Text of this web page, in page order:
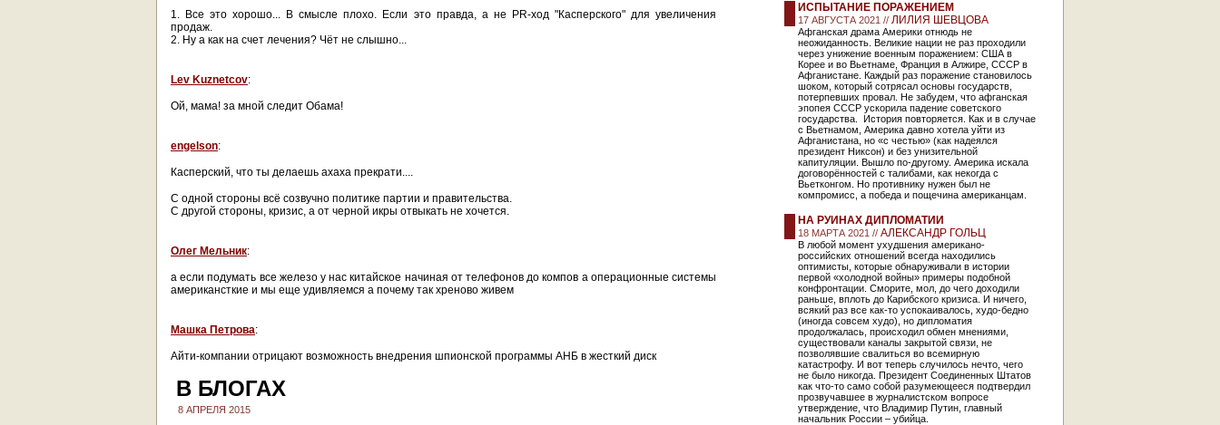
1. Все это хорошо... В смысле плохо. Если это правда, а не PR-ход "Касперского" для увеличения
продаж.
2. Ну а как на счет лечения? Чёт не слышно...
Lev Kuznetcov:
Ой, мама! за мной следит Обама!
engelson:
Касперский, что ты делаешь ахаха прекрати....
С одной стороны всё созвучно политике партии и правительства.
С другой стороны, кризис, а от черной икры отвыкать не хочется.
Олег Мельник:
а если подумать все железо у нас китайское начиная от телефонов до компов а операционные системы
американсткие и мы еще удивляемся а почему так хреново живем
Машка Петрова:
Айти-компании отрицают возможность внедрения шпионской программы АНБ в жесткий диск
В БЛОГАХ
8 АПРЕЛЯ 2015
ИСПЫТАНИЕ ПОРАЖЕНИЕМ
17 АВГУСТА 2021 // ЛИЛИЯ ШЕВЦОВА
Афганская драма Америки отнюдь не
неожиданность. Великие нации не раз проходили
через унижение военным поражением: США в
Корее и во Вьетнаме, Франция в Алжире, СССР в
Афганистане. Каждый раз поражение становилось
шоком, который сотрясал основы государств,
потерпевших провал. Не забудем, что афганская
эпопея СССР ускорила падение советского
государства. История повторяется. Как и в случае
с Вьетнамом, Америка давно хотела уйти из
Афганистана, но «с честью» (как надеялся
президент Никсон) и без унизительной
капитуляции. Вышло по-другому. Америка искала
договорённостей с талибами, как некогда с
Вьетконгом. Но противнику нужен был не
компромисс, а победа и пощечина американцам.
НА РУИНАХ ДИПЛОМАТИИ
18 МАРТА 2021 // АЛЕКСАНДР ГОЛЬЦ
В любой момент ухудшения американо-
российских отношений всегда находились
оптимисты, которые обнаруживали в истории
первой «холодной войны» примеры подобной
конфронтации. Сморите, мол, до чего доходили
раньше, вплоть до Карибского кризиса. И ничего,
всякий раз все как-то успокаивалось, худо-бедно
(иногда совсем худо), но дипломатия
продолжалась, происходил обмен мнениями,
существовали каналы закрытой связи, не
позволявшие свалиться во всемирную
катастрофу. И вот теперь случилось нечто, чего
не было никогда. Президент Соединенных Штатов
как что-то само собой разумеющееся подтвердил
прозвучавшее в журналистском вопросе
утверждение, что Владимир Путин, главный
начальник России – убийца.